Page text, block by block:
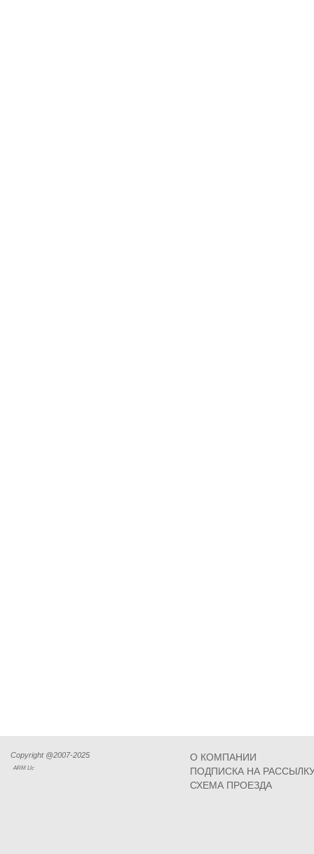
Copyright @2007-2025
ARM Llc
О КОМПАНИИ
ПОДПИСКА НА
СХЕМА ПРОЕЗДА